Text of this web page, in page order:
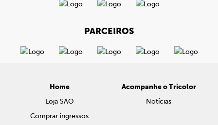
PARCEIROS
Home
Loja SAO
Comprar ingressos
Acompanhe o Tricolor
Notícias